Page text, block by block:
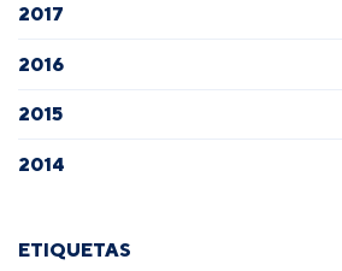
2017
2016
2015
2014
ETIQUETAS